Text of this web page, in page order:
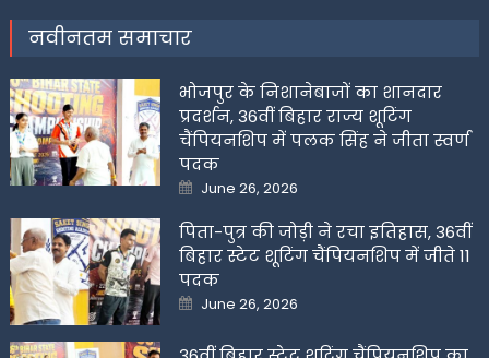
नवीनतम समाचार
भोजपुर के निशानेबाजों का शानदार
प्रदर्शन, 36वीं बिहार राज्य शूटिंग
चैंपियनशिप में पलक सिंह ने जीता स्वर्ण
पदक
Posted
on
June 26, 2026
पिता-पुत्र की जोड़ी ने रचा इतिहास, 36वीं
बिहार स्टेट शूटिंग चैंपियनशिप में जीते 11
पदक
Posted
on
June 26, 2026